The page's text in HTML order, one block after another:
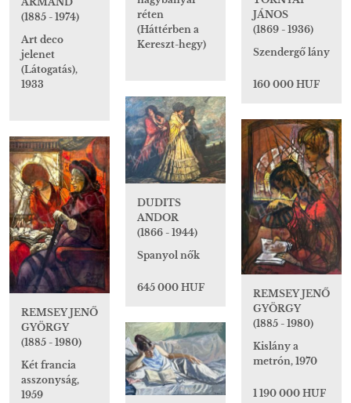
(1885 - 1974)
Art deco
jelenet
(Látogatás),
1933
réten
(Háttérben a
Kereszt-hegy)
JÁNOS
(1869 - 1936)
Szendergő lány
160 000 HUF
DUDITS
ANDOR
(1866 - 1944)
Spanyol nők
645 000 HUF
REMSEY JENŐ
GYÖRGY
(1885 - 1980)
Kislány a
metrón, 1970
1 190 000 HUF
REMSEY JENŐ
GYÖRGY
(1885 - 1980)
Két francia
asszonyság,
1959